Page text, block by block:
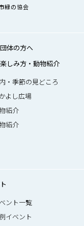
緑の協会
体の方へ
しみ方・動物紹介
・季節の見どころ
よし広場
紹介
紹介
ント一覧
イベント